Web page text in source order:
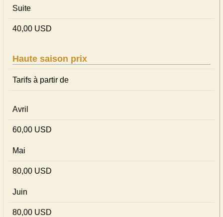
Suite
40,00 USD
Haute saison prix
Tarifs à partir de
Avril
60,00 USD
Mai
80,00 USD
Juin
80,00 USD